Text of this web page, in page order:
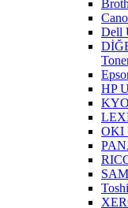
Dell
HP
OKI